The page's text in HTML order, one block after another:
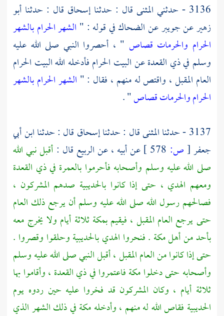
3136 - حدثني
المثنى قال : حدثناإسحاق قال : حدثنا أبو
زهيرعنجويبرعنالضحاكفي قوله : " الشهر الحرام بالشهر
الحرام والحرمات قصاص " ، أحصروا النبي صلى الله عليه
وسلم في ذي القعدة عنالبيت الحرامفأدخله اللهالبيت الحرام
العام المقبل ، واقتص له منهم ، فقال : " الشهر الحرام بالشهر
الحرام والحرمات قصاص" .
3137 - حدثنا
المثنىقال : حدثناإسحاق قال : حدثناابن أبي
جعفر[ص: عن أبيه ، عنالربيع قال : أقبل نبي الله
صلى الله عليه وسلم وأصحابه فأحرموا بالعمرة في ذي القعدة
ومعهم الهدي ، حتى إذا كانوا بالحديبية صدهم المشركون ،
فصالحهم رسول الله صلى الله عليه وسلم أن يرجع ذلك العام
حتى يرجع العام المقبل ، فيقيمبمكةثلاثة أيام ولا يخرج معه
بأحد منأهل مكة . فنحروا الهديبالحديبيةوحلقوا وقصروا .
حتى إذا كانوا من العام المقبل ، أقبل النبي صلى الله عليه وسلم
وأصحابه حتى دخلوامكةفاعتمروا في ذي القعدة ، وأقاموا بها
ثلاثة أيام ، وكان المشركون قد فخروا عليه حين ردوه يوم
الحديبية فقاص الله له منهم ، وأدخلهمكةفي ذلك الشهر الذي